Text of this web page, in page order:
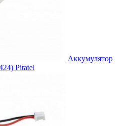
Аккумулятор
Pitatel